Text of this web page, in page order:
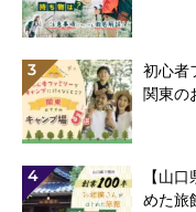
3
初心者
関東の
4
【山
めた旅